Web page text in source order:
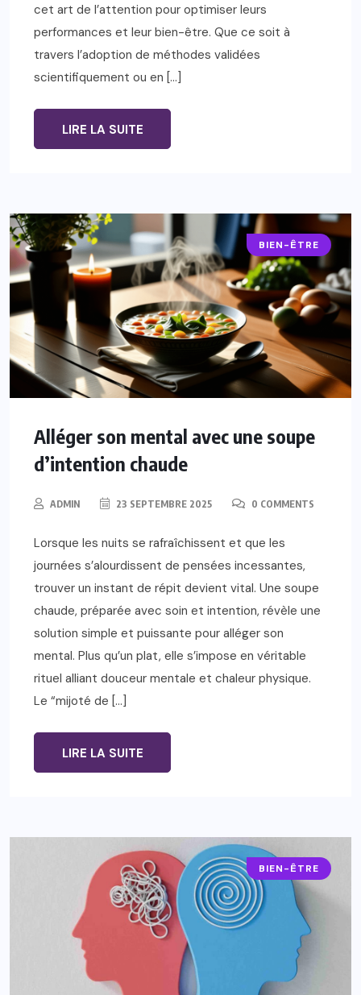
cet art de l’attention pour optimiser leurs
performances et leur bien-être. Que ce soit à
travers l’adoption de méthodes validées
scientifiquement ou en […]
LIRE LA SUITE
BIEN-ÊTRE
Alléger son mental avec une soupe
d’intention chaude
ADMIN 23 SEPTEMBRE 2025 0 COMMENTS
Lorsque les nuits se rafraîchissent et que les
journées s’alourdissent de pensées incessantes,
trouver un instant de répit devient vital. Une soupe
chaude, préparée avec soin et intention, révèle une
solution simple et puissante pour alléger son
mental. Plus qu’un plat, elle s’impose en véritable
rituel alliant douceur mentale et chaleur physique.
Le “mijoté de […]
LIRE LA SUITE
BIEN-ÊTRE